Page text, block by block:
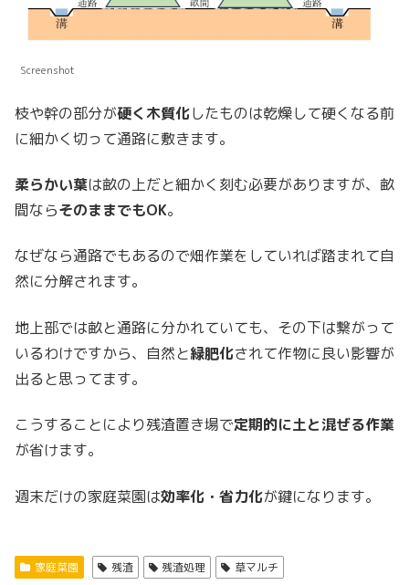
Screenshot
枝や幹の部分が硬く木質化したものは乾燥して硬くなる前
に細かく切って通路に敷きます。
柔らかい葉は畝の上だと細かく刻む必要がありますが、畝
間ならそのままでもOK。
なぜなら通路でもあるので畑作業をしていれば踏まれて自
然に分解されます。
地上部では畝と通路に分かれていても、その下は繋がって
いるわけですから、自然と緑肥化されて作物に良い影響が
出ると思ってます。
こうすることにより残渣置き場で定期的に土と混ぜる作業
が省けます。
週末だけの家庭菜園は効率化・省力化が鍵になります。
家庭菜園 残渣 残渣処理 草マルチ